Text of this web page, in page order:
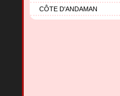
CÔTE D'ANDAMAN